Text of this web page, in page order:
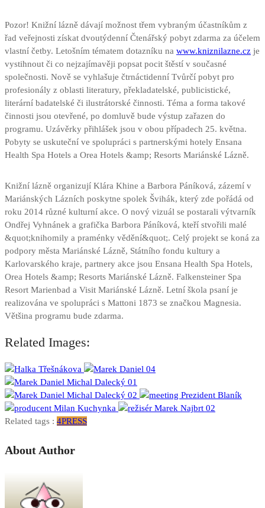
Pozor! Knižní lázně dávají možnost třem vybraným účastníkům z
řad veřejnosti získat dvoutýdenní Čtenářský pobyt zdarma za účelem
vlastní četby. Letošním tématem dotazníku na www.kniznilazne.cz je
vystihnout či co nejzajímavěji popsat pocit štěstí v současné
společnosti. Nově se vyhlašuje čtrnáctidenní Tvůrčí pobyt pro
profesionály z oblasti literatury, překladatelské, publicistické,
literární badatelské či ilustrátorské činnosti. Téma a forma takové
činnosti jsou otevřené, po domluvě bude výstup zařazen do
programu. Uzávěrky přihlášek jsou v obou případech 25. května.
Pobyty se uskuteční ve spolupráci s partnerskými hotely Ensana
Health Spa Hotels a Orea Hotels &amp; Resorts Mariánské Lázně.
Knižní lázně organizují Klára Khine a Barbora Páníková, zázemí v
Mariánských Lázních poskytne spolek Švihák, který zde pořádá od
roku 2014 různé kulturní akce. O nový vizuál se postarali výtvarník
Ondřej Vyhnánek a grafička Barbora Páníková, kteří stvořili malé
&quot;knihomily a praménky vědění&quot;. Celý projekt se koná za
podpory města Mariánské Lázně, Státního fondu kultury a
Karlovarského kraje, partnery akce jsou Ensana Health Spa Hotels,
Orea Hotels &amp; Resorts Mariánské Lázně. Falkensteiner Spa
Resort Marienbad a Visit Mariánské Lázně. Letní škola psaní je
realizována ve spolupráci s Mattoni 1873 se značkou Magnesia.
Většina programu bude zdarma.
Related Images:
Related tags : 4PRESS
About Author